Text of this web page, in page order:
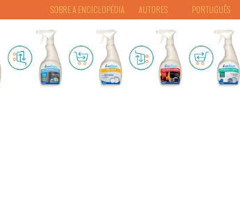
PORTUGUÊS
SOBRE A ENCICLOPÉDIA AUTORES